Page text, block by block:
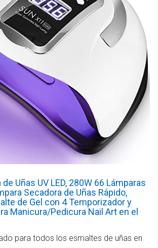
de Uñas UV LED, 280W 66 Lámparas
Secadora de Uñas Rápido,
de Gel con 4 Temporizador y
Manicura/Pedicura Nail Art en el
para todos los esmaltes de uñas en